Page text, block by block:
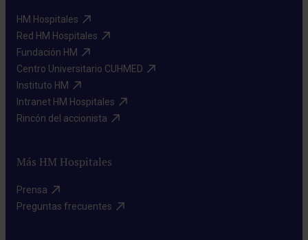
HM Hospitales​
Red HM Hospitales​
Fundación HM​
Centro Universitario CUHMED​
Instituto HM​
Intranet HM Hospitales​
Rincón del accionista​
Más HM Hospitales
Prensa​
Preguntas frecuentes​